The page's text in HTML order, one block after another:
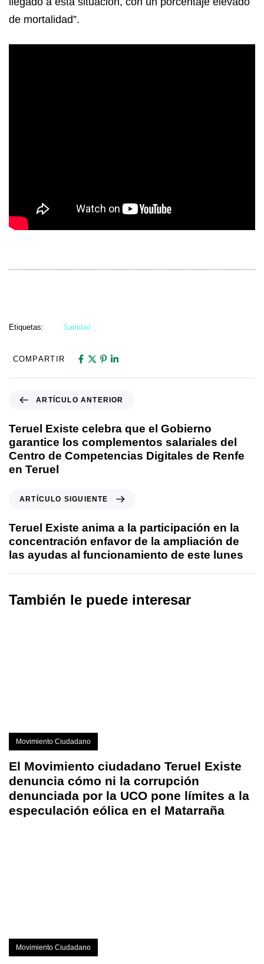
de mortalidad”.
Etiquetas: Sanidad
COMPARTIR
ARTÍCULO ANTERIOR
Teruel Existe celebra que el Gobierno
garantice los complementos salariales del
Centro de Competencias Digitales de Renfe
en Teruel
ARTÍCULO SIGUIENTE
Teruel Existe anima a la participación en la
concentración enfavor de la ampliación de
las ayudas al funcionamiento de este lunes
También le puede interesar
Movimiento Ciudadano
El Movimiento ciudadano Teruel Existe
denuncia cómo ni la corrupción
denunciada por la UCO pone límites a la
especulación eólica en el Matarraña
Movimiento Ciudadano